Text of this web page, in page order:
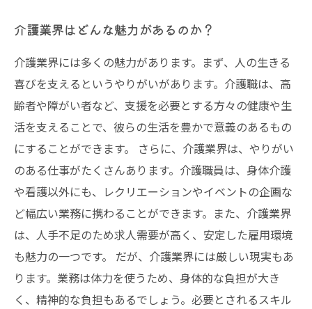
介護業界はどんな魅力があるのか？
介護業界には多くの魅力があります。まず、人の生きる
喜びを支えるというやりがいがあります。介護職は、高
齢者や障がい者など、支援を必要とする方々の健康や生
活を支えることで、彼らの生活を豊かで意義のあるもの
にすることができます。 さらに、介護業界は、やりがい
のある仕事がたくさんあります。介護職員は、身体介護
や看護以外にも、レクリエーションやイベントの企画な
ど幅広い業務に携わることができます。また、介護業界
は、人手不足のため求人需要が高く、安定した雇用環境
も魅力の一つです。 だが、介護業界には厳しい現実もあ
ります。業務は体力を使うため、身体的な負担が大き
く、精神的な負担もあるでしょう。必要とされるスキル